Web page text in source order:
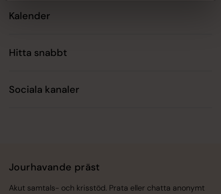
Kalender
Hitta snabbt
Sociala kanaler
Jourhavande präst
Akut samtals- och krisstöd. Prata eller chatta anonymt